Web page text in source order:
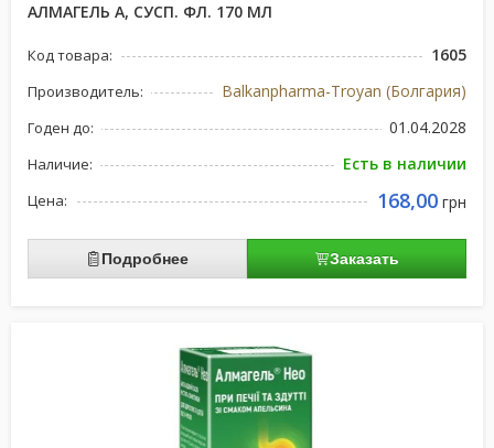
АЛМАГЕЛЬ А, СУСП. ФЛ. 170 МЛ
Код товара: 1605
Производитель: Balkanpharma-Troyan (Болгария)
Годен до: 01.04.2028
Наличие: Есть в наличии
Цена: 168,00 грн
Подробнее Заказать